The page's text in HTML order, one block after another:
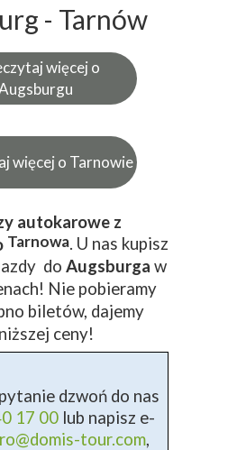
więcej o
więcej o Tarnowie
- Tarnów
autokarowe z
Tarnowa. U nas kupisz
do Augsburga w
Nie pobieramy
biletów, dajemy
ceny!
dzwoń do nas
17 00lub napisz e-
tour.com,